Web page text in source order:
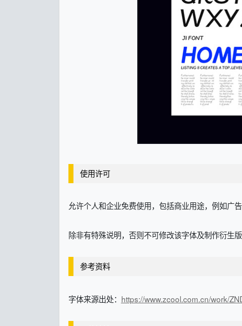
使用许可
允许个人和企业免费使用，包括商业用途，例如广
除非有特殊说明，否则不可修改该字体及制作衍生
参考资料
字体来源出处： https://www.zcool.com.cn/work/